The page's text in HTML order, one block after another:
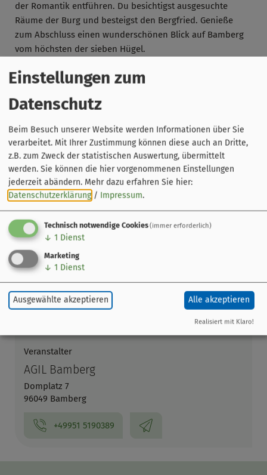
der Romantik entführen. Du besichtigst ausgesuchte
Räume der Burg und besteigst den Bergfried. Genieße
zum Abschluss einen wunderschönen Blick auf Bamberg
vom höchsten der sieben Hügel.
Gut zu wissen:
Diese Führung kann auch alsGruppenführung
25 Personen gebucht werden.
Altenburg
Altenburg 1
Veranstalter
AGIL Bamberg
Domplatz 7
96049 Bamberg
+49951 5190389
Einstellungen zum
Datenschutz
Beim Besuch unserer Website werden Informationen über Sie
verarbeitet. Mit Ihrer Zustimmung können diese auch an Dritte,
z.B. zum Zweck der statistischen Auswertung, übermittelt
werden. Sie können die hier vorgenommenen Einstellungen
jederzeit abändern. Mehr dazu erfahren Sie hier:
Datenschutzerklärung / Impressum.
Technisch notwendige Cookies(immer erforderlich)
↓ 1 Dienst
Marketing
↓ 1 Dienst
Ausgewählte akzeptieren Alle akzeptieren
Realisiert mit Klaro!